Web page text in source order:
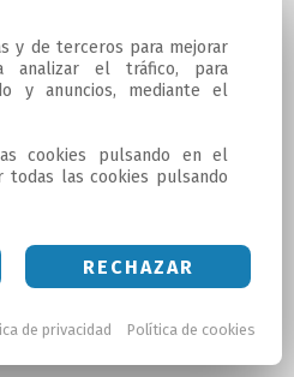
y de terceros para mejorar
analizar el tráfico, para
y anuncios, mediante el
cookies pulsando en el
todas las cookies pulsando
RECHAZAR
de privacidad Política de cookies